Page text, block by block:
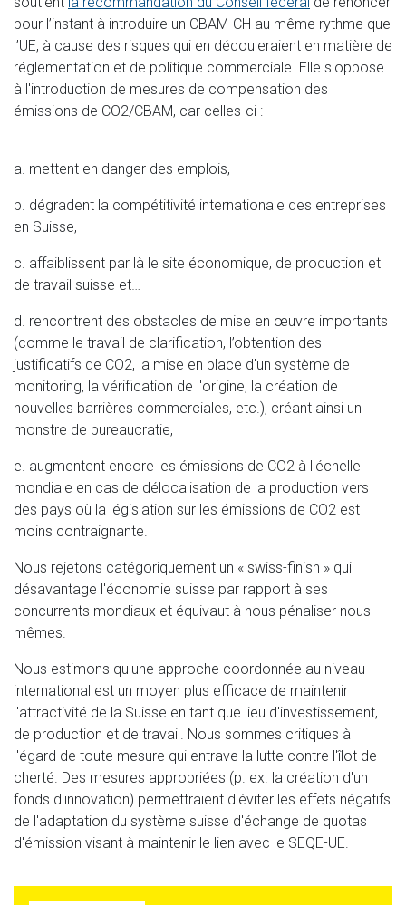
pour l’instant à introduire un CBAM-CH au même rythme que
l’UE, à cause des risques qui en découleraient en matière de
réglementation et de politique commerciale. Elle s'oppose
à l'introduction de mesures de compensation des
émissions de CO2/CBAM, car celles-ci :
a. mettent en danger des emplois,
b. dégradent la compétitivité internationale des entreprises
en Suisse,
c. affaiblissent par là le site économique, de production et
de travail suisse et…
d. rencontrent des obstacles de mise en œuvre importants
(comme le travail de clarification, l’obtention des
justificatifs de CO2, la mise en place d'un système de
monitoring, la vérification de l'origine, la création de
nouvelles barrières commerciales, etc.), créant ainsi un
monstre de bureaucratie,
e. augmentent encore les émissions de CO2 à l'échelle
mondiale en cas de délocalisation de la production vers
des pays où la législation sur les émissions de CO2 est
moins contraignante.
Nous rejetons catégoriquement un « swiss-finish » qui
désavantage l'économie suisse par rapport à ses
concurrents mondiaux et équivaut à nous pénaliser nous-
mêmes.
Nous estimons qu'une approche coordonnée au niveau
international est un moyen plus efficace de maintenir
l'attractivité de la Suisse en tant que lieu d'investissement,
de production et de travail. Nous sommes critiques à
l'égard de toute mesure qui entrave la lutte contre l'îlot de
cherté. Des mesures appropriées (p. ex. la création d'un
fonds d'innovation) permettraient d'éviter les effets négatifs
de l'adaptation du système suisse d'échange de quotas
d'émission visant à maintenir le lien avec le SEQE-UE.